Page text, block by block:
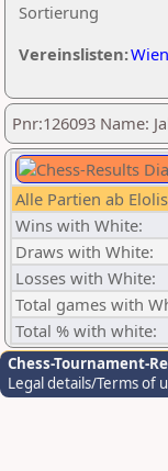
Sortierung
Vereinslisten:Wien
Pnr:126093 Name:
Alle Partien ab
Wins with White:
Draws with White:
Losses with White:
Total games with
Total % with white:
Chess-Tournament-
Legal details/Terms of